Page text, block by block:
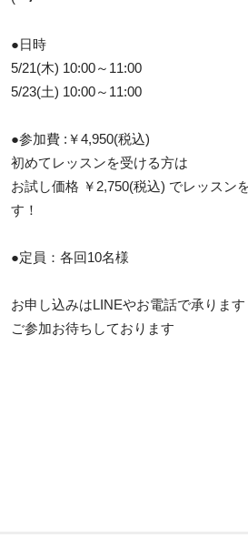
●日時
5/21(木) 10:00～11:00
5/23(土) 10:00～11:00
●参加費 :￥4,950(税込)
初めてレッスンを受ける方は
お試し価格 ￥2,750(税込) でレッスン
す！
●定員：各回10名様
お申し込みはLINEやお電話で承ります
ご参加お待ちしております